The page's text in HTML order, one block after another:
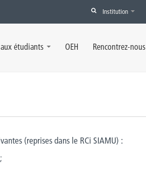
Institution
étudiants OEH Rencontrez-nous
(reprises dans le RCi SIAMU) :